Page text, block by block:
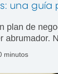
una guía
plan de
abrumador.
minutos